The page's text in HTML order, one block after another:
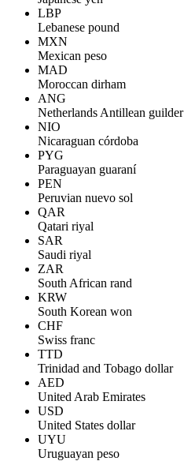
LBP
Lebanese pound
MXN
Mexican peso
MAD
Moroccan dirham
ANG
Netherlands Antillean guilder
NIO
Nicaraguan córdoba
PYG
Paraguayan guaraní
PEN
Peruvian nuevo sol
QAR
Qatari riyal
SAR
Saudi riyal
ZAR
South African rand
KRW
South Korean won
CHF
Swiss franc
TTD
Trinidad and Tobago dollar
AED
United Arab Emirates
USD
United States dollar
UYU
Uruguayan peso